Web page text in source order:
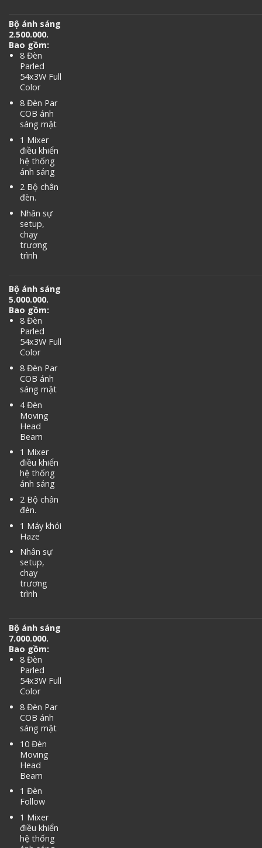
Bộ ánh sáng
2.500.000.
Bao gồm:
8 Đèn
Parled
54x3W Full
Color
8 Đèn Par
COB ánh
sáng mặt
1 Mixer
điều khiển
hệ thống
ánh sáng
2 Bộ chân
đèn.
Nhân sự
setup,
chạy
trương
trình
Bộ ánh sáng
5.000.000.
Bao gồm:
8 Đèn
Parled
54x3W Full
Color
8 Đèn Par
COB ánh
sáng mặt
4 Đèn
Moving
Head
Beam
1 Mixer
điều khiển
hệ thống
ánh sáng
2 Bộ chân
đèn.
1 Máy khói
Haze
Nhân sự
setup,
chạy
trương
trình
Bộ ánh sáng
7.000.000.
Bao gồm:
8 Đèn
Parled
54x3W Full
Color
8 Đèn Par
COB ánh
sáng mặt
10 Đèn
Moving
Head
Beam
1 Đèn
Follow
1 Mixer
điều khiển
hệ thống